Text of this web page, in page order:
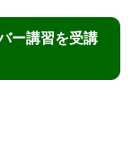
ー講習を受講